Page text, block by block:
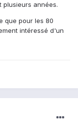
années.
que pour les 80
intéressé d'un